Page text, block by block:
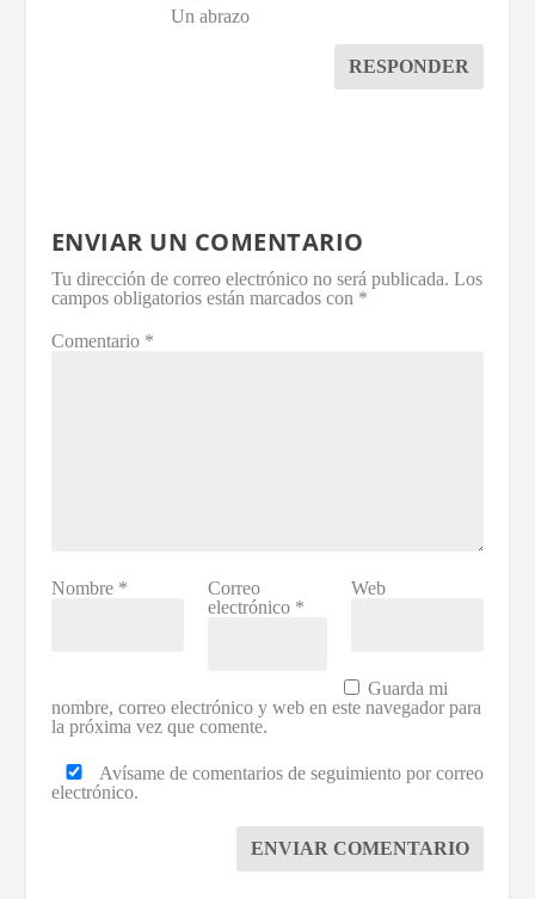
Un abrazo
RESPONDER
ENVIAR UN COMENTARIO
Tu dirección de correo electrónico no será publicada. Los
campos obligatorios están marcados con *
Comentario *
Nombre *
Correo
electrónico *
Web
Guarda mi
nombre, correo electrónico y web en este navegador para
la próxima vez que comente.
Avísame de comentarios de seguimiento por correo
electrónico.
ENVIAR COMENTARIO